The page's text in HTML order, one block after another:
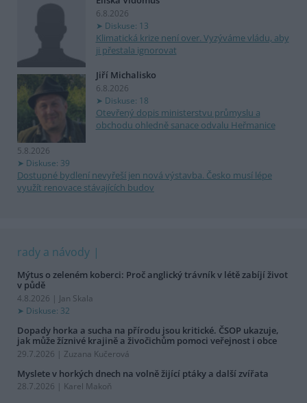
6.8.2026
Diskuse: 13
Klimatická krize není over. Vyzýváme vládu, aby
ji přestala ignorovat
Jiří Michalisko
6.8.2026
Diskuse: 18
Otevřený dopis ministerstvu průmyslu a
obchodu ohledně sanace odvalu Heřmanice
5.8.2026
Diskuse: 39
Dostupné bydlení nevyřeší jen nová výstavba. Česko musí lépe
využít renovace stávajících budov
rady a návody
Mýtus o zeleném koberci: Proč anglický trávník v létě zabíjí život
v půdě
4.8.2026 | Jan Skala
Diskuse: 32
Dopady horka a sucha na přírodu jsou kritické. ČSOP ukazuje,
jak může žíznivé krajině a živočichům pomoci veřejnost i obce
29.7.2026 | Zuzana Kučerová
Myslete v horkých dnech na volně žijící ptáky a další zvířata
28.7.2026 | Karel Makoň